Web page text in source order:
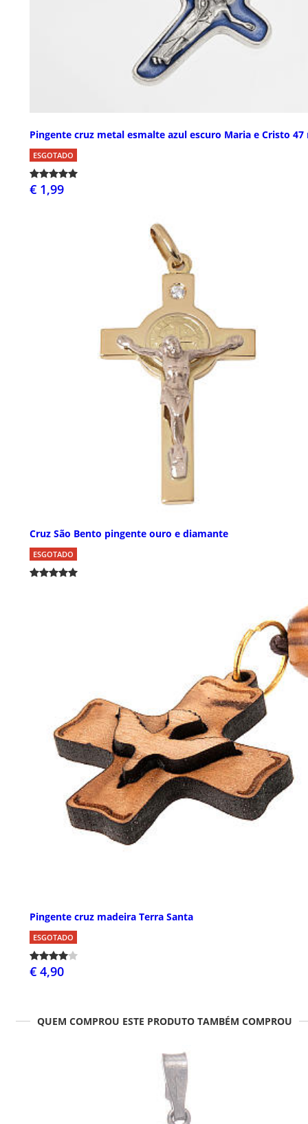
Pingente cruz metal esmalte azul escuro Maria e Cristo 47
ESGOTADO
€ 1,99
Cruz São Bento pingente ouro e diamante
ESGOTADO
Pingente cruz madeira Terra Santa
ESGOTADO
€ 4,90
QUEM COMPROU ESTE PRODUTO TAMBÉM COMPROU